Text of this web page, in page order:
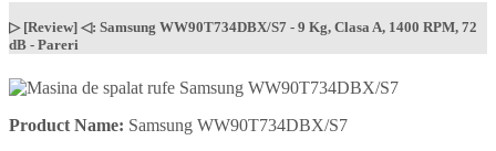
▷ [Review] ◁: Samsung WW90T734DBX/S7 - 9 Kg, Clasa A, 1400 RPM, 72
dB - Pareri
Product Name: Samsung WW90T734DBX/S7